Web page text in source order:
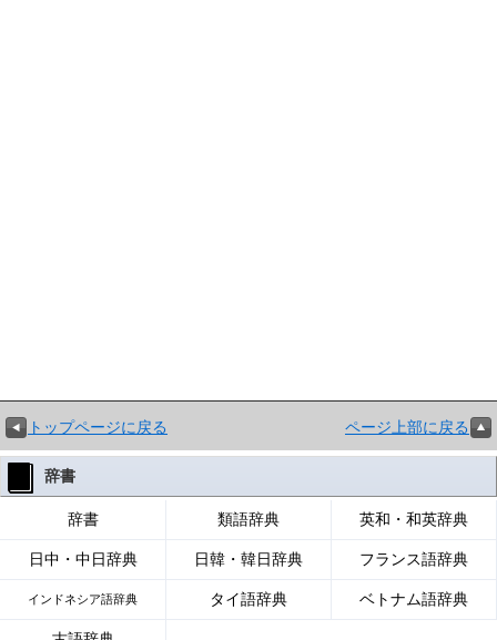
トップページに戻る ページ上部に戻る
辞書
辞書 類語辞典 英和・和英辞典
日中・中日辞典 日韓・韓日辞典 フランス語辞典
インドネシア語辞典 タイ語辞典 ベトナム語辞典